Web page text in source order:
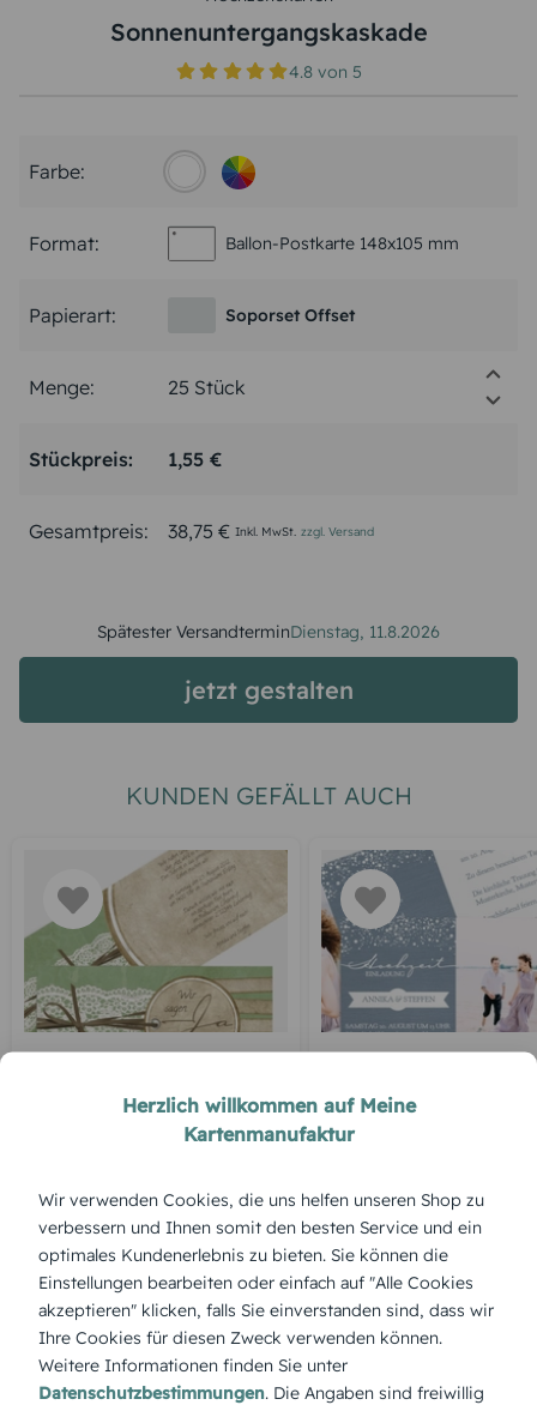
Sonnenuntergangskaskade
4.8 von5
Farbe:
Format: Ballon-Postkarte 148x105 mm
Papierart: Soporset Offset
Menge:
Stückpreis: 1,55 €
Gesamtpreis: 38,75 € Inkl. MwSt. zzgl. Versand
Spätester VersandterminDienstag, 11.8.2026
jetzt gestalten
KUNDEN GEFÄLLT AUCH
Vintage Lace Funkenflug
Herzlich willkommen auf Meine
Kartenmanufaktur
Wir verwenden Cookies, die uns helfen unseren Shop zu
verbessern und Ihnen somit den besten Service und ein
optimales Kundenerlebnis zu bieten. Sie können die
Einstellungen bearbeiten oder einfach auf "Alle Cookies
akzeptieren" klicken, falls Sie einverstanden sind, dass wir
Ihre Cookies für diesen Zweck verwenden können.
Weitere Informationen finden Sie unter
Datenschutzbestimmungen. Die Angaben sind freiwillig